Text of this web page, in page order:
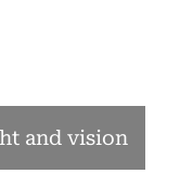
and vision